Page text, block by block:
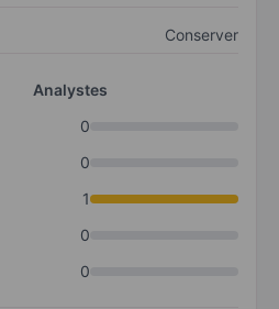
Conserver
Analystes
0
0
1
0
0